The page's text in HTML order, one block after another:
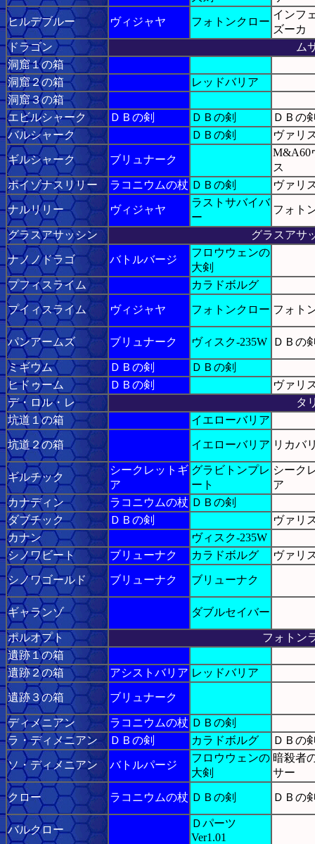
ヒルデブルー ヴィジャヤ フォトンクロー
インフ
ズーカ
ドラゴン
ム
洞窟１の箱
洞窟２の箱
レッドバリア
洞窟３の箱
エビルシャーク
ＤＢの剣 ＤＢの剣
ＤＢの
バルシャーク
ＤＢの剣 ヴァリ
ギルシャーク ブリュナーク
M&A60
ス
ポイゾナスリリー
ラコニウムの杖 ＤＢの剣 ヴァリ
ナルリリー ヴィジャヤ
ラストサバイバ
ー
フォト
グラスアサッシン グラスアサ
ナノノドラゴ バトルバージ
フロウウェンの
大剣
プフィスライム
カラドボルグ
プイィスライム ヴィジャヤ フォトンクロー フォト
パンアームズ ブリュナーク ヴィスク-235W ＤＢの
ミギウム ＤＢの剣
ＤＢの剣
ヒドゥーム
ＤＢの剣
ヴァリ
デ・ロル・レ
タ
坑道１の箱
イエローバリア
坑道２の箱 イエローバリア リカバ
ギルチック
シークレットギ
ア
グラビトンプレ
ート
シーク
ア
カナディン
ラコニウムの杖 ＤＢの剣
ダブチック
ＤＢの剣
ヴァリ
カナン
ヴィスク-235W
シノワビート
ブリューナク カラドボルグ ヴァリ
シノワゴールド ブリューナク ブリューナク
ギャランゾ ダブルセイバー
ポルオプト
フォトン
遺跡１の箱
遺跡２の箱
アシストバリア レッドバリア
遺跡３の箱 ブリュナーク
ディメニアン ラコニウムの杖 ＤＢの剣
ラ・ディメニアン
ＤＢの剣 カラドボルグ ＤＢの
ソ・ディメニアン バトルパージ
フロウウェンの
大剣
暗殺者
サー
クロー ラコニウムの杖 ＤＢの剣 ＤＢの
バルクロー
Ｄパーツ
Ver1.01